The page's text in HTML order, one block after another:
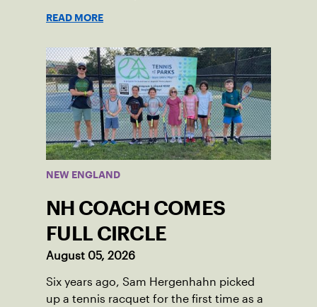
through a painful elbow injury on top of a
multi-year recovery from a knee injury,
the 61-year-old refused to give up. Relying
on the grit honed over years of
rehabilitation, she battled back point
after point to win the match and secure
the bronze for Maccabi USA, a non-profit
sponsoring the American delegation at
more than a win; it was the ultimate
symbol of perseverance and the official
end of her journey to recovery.
READ MORE
NEW ENGLAND
NH COACH COMES
FULL CIRCLE
August 05, 2026
Six years ago, Sam Hergenhahn picked
up a tennis racquet for the first time as a